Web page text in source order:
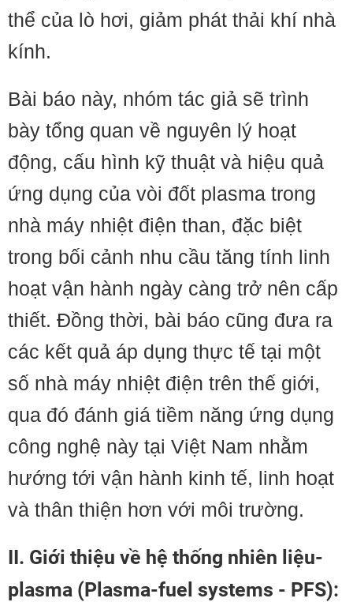
thể của lò hơi, giảm phát thải khí nhà
kính.
Bài báo này, nhóm tác giả sẽ trình
bày tổng quan về nguyên lý hoạt
động, cấu hình kỹ thuật và hiệu quả
ứng dụng của vòi đốt plasma trong
nhà máy nhiệt điện than, đặc biệt
trong bối cảnh nhu cầu tăng tính linh
hoạt vận hành ngày càng trở nên cấp
thiết. Đồng thời, bài báo cũng đưa ra
các kết quả áp dụng thực tế tại một
số nhà máy nhiệt điện trên thế giới,
qua đó đánh giá tiềm năng ứng dụng
công nghệ này tại Việt Nam nhằm
hướng tới vận hành kinh tế, linh hoạt
và thân thiện hơn với môi trường.
II. Giới thiệu về hệ thống nhiên liệu-
plasma (Plasma-fuel systems - PFS):